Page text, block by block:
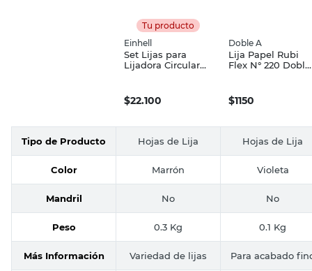
Tu producto
Einhell
Set Lijas para
Lijadora Circular
$22.100
Doble A
Lija Papel Rubi
Flex N° 220 Doble
$1150
Tipo de Producto Hojas de Lija Hojas de Lija
Color Marrón Violeta
Mandril No No
Peso 0.3 Kg 0.1 Kg
Más Información Variedad de lijas Para acabado